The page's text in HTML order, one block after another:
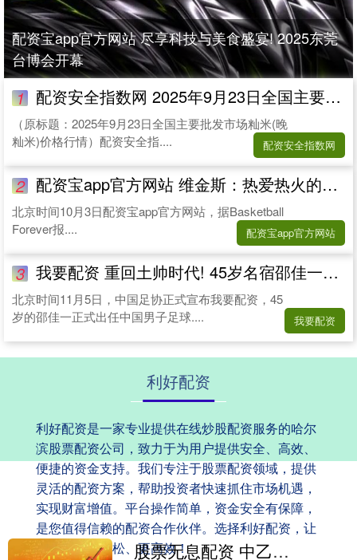
配资宝app官方网站 尽享科技与美食盛宴! 2025东莞
台博会开幕
1 配资安全指数网 2025年9月23日全国主要批发市场籼米(晚籼米)价格行情
（原标题：2025年9月23日全国主要批发市场籼米(晚
籼米)价格行情）配资安全指....
配资安全指数网
2 配资宝app官方网站 维金斯：热爱热火的竞争氛围 这里每个人都志在赢球
北京时间10月3日配资宝app官方网站，据Basketball
Forever报....
配资宝app官方网站
3 我要配资 重回土帅时代! 45岁名宿邵佳一官宣出任国足新帅, 独立执教仅1年
北京时间11月5日，中国足协正式宣布我要配资，45
岁的邵佳一正式出任中国男子足球....
我要配资
利好配资
利好配资是一家专业提供在线炒股配资服务的哈尔
滨股票配资公司，致力于为用户提供安全、高效、
便捷的资金支持。我们专注于股票配资领域，提供
灵活的配资方案，帮助投资者快速抓住市场机遇，
实现财富增值。平台操作简单，资金安全有保障，
是您值得信赖的配资合作伙伴。选择利好配资，让
您的投资更轻松、更高效！
股票无息配资 中乙第18轮现场观众人数统计：场均1920人，兰州主场7013人最高